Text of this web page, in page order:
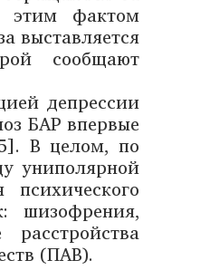
этим фактом
выставляется
сообщают
депрессии
БАР впервые
В целом, по
униполярной
шизофрения,
(ПАВ).